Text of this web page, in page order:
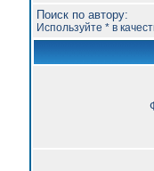
Поиск по автору:
Используйте * в